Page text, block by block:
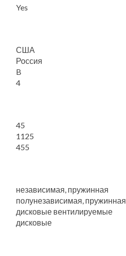
Yes
США
Россия
B
4
45
1125
455
независимая, пружинная
полунезависимая, пружинная
дисковые вентилируемые
дисковые